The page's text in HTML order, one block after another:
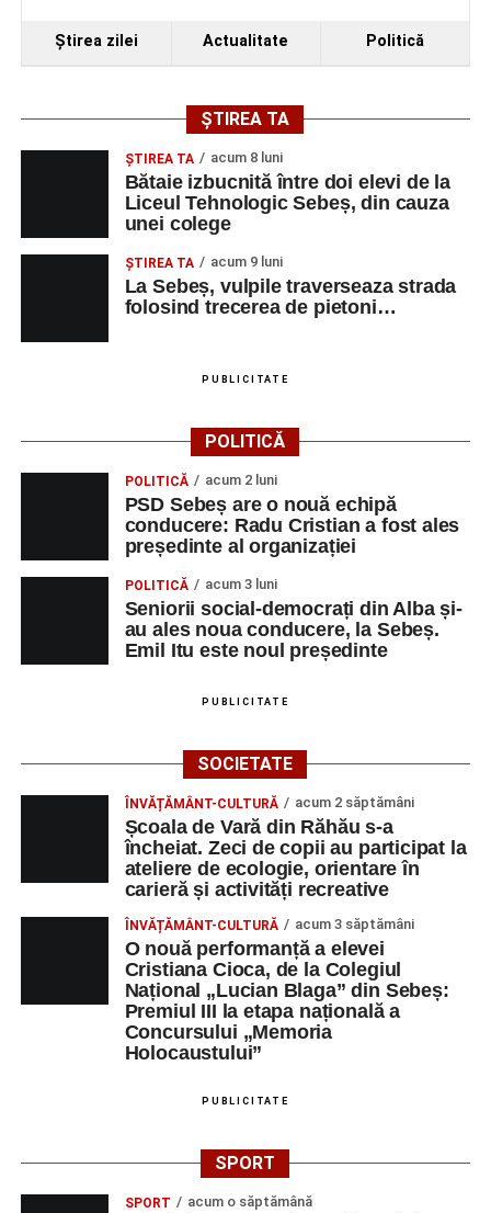
Ştirea zilei Actualitate Politică
ȘTIREA TA
ŞTIREA TA acum 8 luni
Bătaie izbucnită între doi elevi de la
Liceul Tehnologic Sebeș, din cauza
unei colege
ŞTIREA TA acum 9 luni
La Sebeș, vulpile traverseaza strada
folosind trecerea de pietoni…
PUBLICITATE
POLITICĂ
POLITICĂ acum 2 luni
PSD Sebeș are o nouă echipă
conducere: Radu Cristian a fost ales
președinte al organizației
POLITICĂ acum 3 luni
Seniorii social-democrați din Alba și-
au ales noua conducere, la Sebeș.
Emil Itu este noul președinte
PUBLICITATE
SOCIETATE
ÎNVĂȚĂMÂNT-CULTURĂ acum 2 săptămâni
Școala de Vară din Răhău s-a
încheiat. Zeci de copii au participat la
ateliere de ecologie, orientare în
carieră și activități recreative
ÎNVĂȚĂMÂNT-CULTURĂ acum 3 săptămâni
O nouă performanță a elevei
Cristiana Cioca, de la Colegiul
Național „Lucian Blaga” din Sebeș:
Premiul III la etapa națională a
Concursului „Memoria
Holocaustului”
PUBLICITATE
SPORT
SPORT acum o săptămână